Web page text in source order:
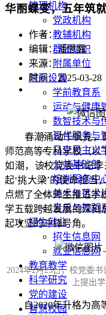
管理机构
党政机构
教辅机构
群团组织
附属单位
院系设置
学前教育系
运动与健康
数智技术与
现代服务与
马克思主义
公共基础部
培训服务中
美术与艺术
音乐与舞蹈
招生就业
招生信息网
就业信息网
教育教学
科学研究
党的建设
智慧校园
华丽蝶变，五年筑
作者：
编辑：潘思露
来源：
时间：2025-03-28
春潮涌动千帆竞，
师范高等专科学校（以
如潮，该校党委书记李
起‘挑大梁’的使命担当
点燃了全体师生推进学
学五载跨越发展的深刻
起攻坚的冲锋号角‌。
2024年2月23日，校党委
上提出
自2020年升格为高